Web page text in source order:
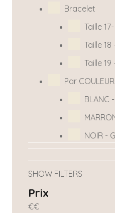
Bracelet
Taille
Taille 18
Taille 19
Par COULEUR
BLANC
NOIR -
SHOW FILTERS
Prix
€€